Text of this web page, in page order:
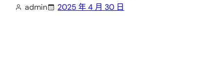
admin 2025 年 4 月 30 日